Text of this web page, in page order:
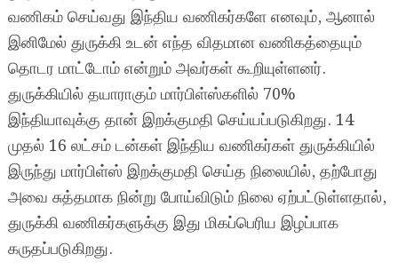
வணிகம் செய்வது இந்திய வணிகர்களே எனவும், ஆனால்
இனிமேல் துருக்கி உடன் எந்த விதமான வணிகத்தையும்
தொடர மாட்டோம் என்றும் அவர்கள் கூறியுள்ளனர்.
துருக்கியில் தயாராகும் மார்பிள்ஸ்களில் 70%
இந்தியாவுக்கு தான் இறக்குமதி செய்யப்படுகிறது. 14
முதல் 16 லட்சம் டன்கள் இந்திய வணிகர்கள் துருக்கியில்
இருந்து மார்பிள்ஸ் இறக்குமதி செய்த நிலையில், தற்போது
அவை சுத்தமாக நின்று போய்விடும் நிலை ஏற்பட்டுள்ளதால்,
துருக்கி வணிகர்களுக்கு இது மிகப்பெரிய இழப்பாக
கருதப்படுகிறது.